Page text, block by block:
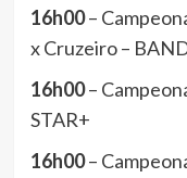
16h00–
x Cruzeiro –
16h00–
STAR+
16h00–